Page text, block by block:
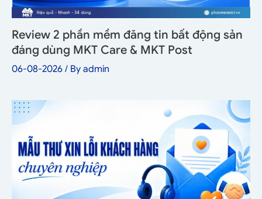
Review 2 phần mềm đăng tin bất động sản
đáng dùng MKT Care & MKT Post
06-08-2026 / By admin